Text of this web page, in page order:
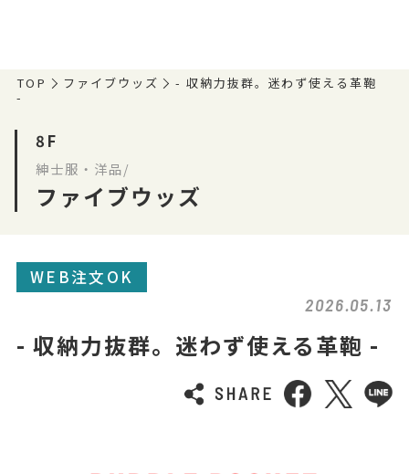
TOP ファイブウッズ
- 収納力抜群。迷わず使える革鞄
-
8F
紳士服・洋品/
ファイブウッズ
WEB注文OK
2026.05.13
- 収納力抜群。迷わず使える革鞄 -